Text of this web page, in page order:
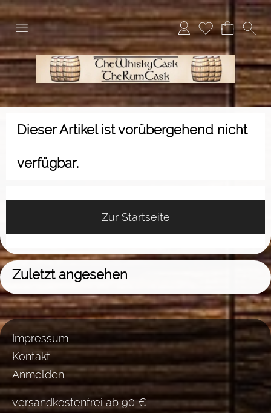
Dieser Artikel ist vorübergehend nicht
verfügbar.
Zur Startseite
Zuletzt angesehen
Impressum
Kontakt
Anmelden
versandkostenfrei ab 90 €